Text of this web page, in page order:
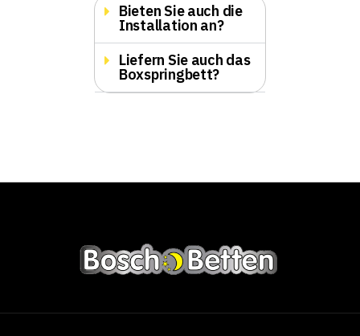
Bieten Sie auch die
Installation an?
Liefern Sie auch das
Boxspringbett?